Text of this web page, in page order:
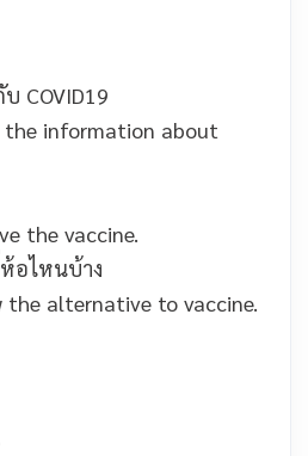
COVID19
the information about
the vaccine.
อไหนบ้าง
the alternative to vaccine.